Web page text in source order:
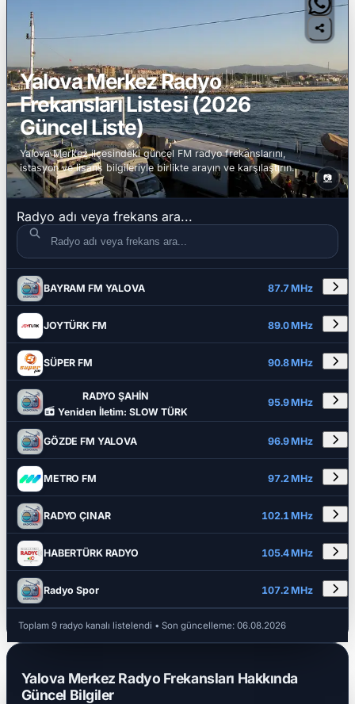
📷
Yalova Merkez Radyo
Frekansları Listesi (2026
Güncel Liste)
Yalova Merkez ilçesindeki güncel FM radyo frekanslarını,
istasyon ve lisans bilgileriyle birlikte arayın ve karşılaştırın.
Radyo adı veya frekans ara...
RADYO ADI FREKANS DETAYLAR
BAYRAM FM YALOVA 87.7 MHz
JOYTÜRK FM 89.0 MHz
SÜPER FM 90.8 MHz
RADYO ŞAHİN
Yeniden İletim: SLOW TÜRK
95.9 MHz
GÖZDE FM YALOVA 96.9 MHz
METRO FM 97.2 MHz
RADYO ÇINAR 102.1 MHz
HABERTÜRK RADYO 105.4 MHz
Radyo Spor 107.2 MHz
Toplam 9 radyo kanalı listelendi • Son güncelleme:06.08.2026
Yalova Merkez Radyo Frekansları Hakkında
Güncel Bilgiler